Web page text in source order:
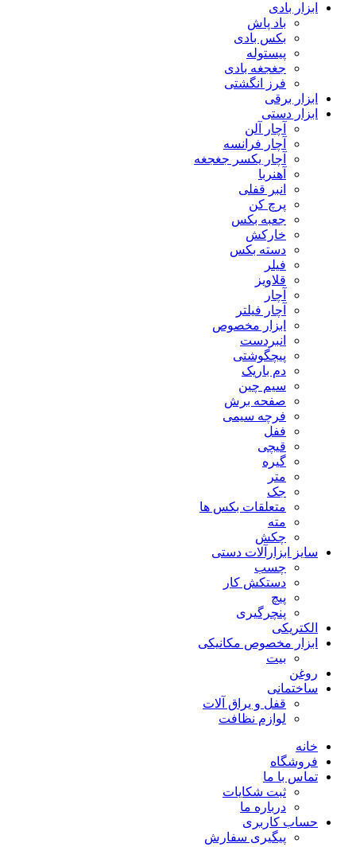
ابزار بادی
باد پاش
بکس بادی
پیستوله
جغجغه بادی
فرز انگشتی
ابزار برقی
ابزار دستی
آچار آلن
آچار فرانسه
آچار یکسر جغجغه
آهنربا
انبر قفلی
پرچ کن
جعبه بکس
خارکش
دسته بکس
فیلر
قلاویز
آچار
آچار فیلتر
ابزار مخصوص
انبردست
پیچگوشتی
دم باریک
سیم چین
صفحه برش
فرچه سیمی
ففل
قیچی
گیره
متر
جک
متعلقات بکس ها
مته
چکش
سایز ابزارآلات دستی
چسب
دستکش کار
پیچ
پنچرگیری
الکتریکی
ابزار مخصوص مکانیکی
بیت
روغن
ساختمانی
قفل و یراق آلات
لوازم نظافت
خانه
فروشگاه
تماس با ما
ثبت شکایات
درباره ما
حساب کاربری
پیگیری سفارش